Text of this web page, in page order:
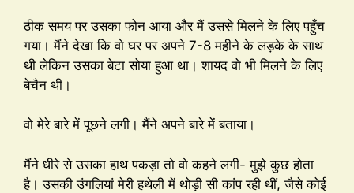
ठीक समय पर उसका फोन आया और मैं उससे मिलने के लिए पहुँच
गया। मैंने देखा कि वो घर पर अपने 7-8 महीने के लड़के के साथ
थी लेकिन उसका बेटा सोया हुआ था। शायद वो भी मिलने के लिए
बेचैन थी।
वो मेरे बारे में पूछने लगी। मैंने अपने बारे में बताया।
मैंने धीरे से उसका हाथ पकड़ा तो वो कहने लगी- मुझे कुछ होता
है। उसकी उंगलियां मेरी हथेली में थोड़ी सी कांप रही थीं, जैसे कोई